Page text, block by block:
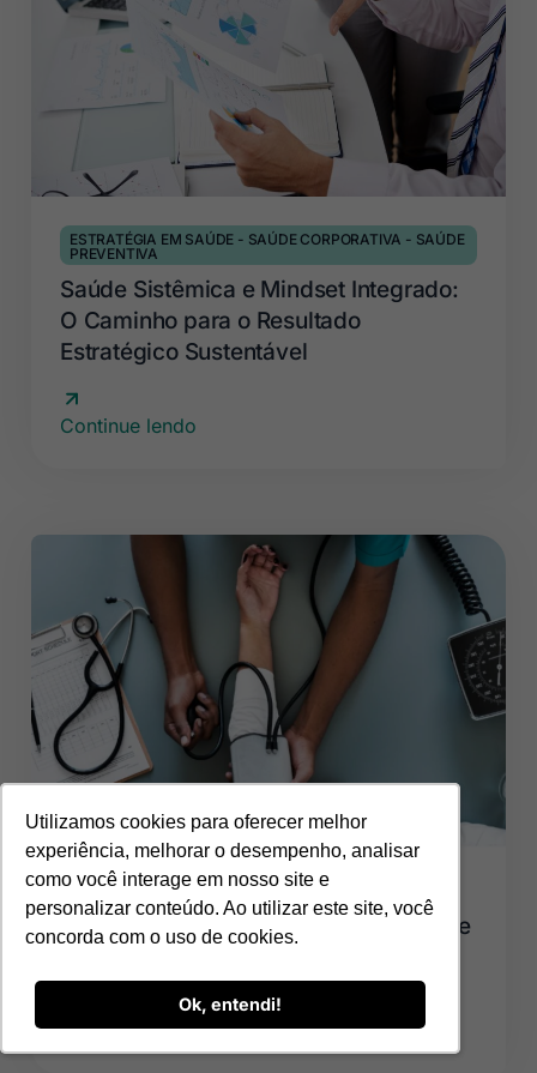
Utilizamos cookies para oferecer melhor
experiência, melhorar o desempenho, analisar
como você interage em nosso site e
personalizar conteúdo. Ao utilizar este site, você
concorda com o uso de cookies.
Ok, entendi!
Utilizamos cookies para oferecer melhor
experiência, melhorar o desempenho, analisar
como você interage em nosso site e
personalizar conteúdo. Ao utilizar este site, você
concorda com o uso de cookies.
Ok, entendi!
ESTRATÉGIA EM SAÚDE - SAÚDE CORPORATIVA - SAÚDE
PREVENTIVA
Saúde Sistêmica e Mindset Integrado:
O Caminho para o Resultado
Estratégico Sustentável
Continue lendo
BEM-ESTAR-NR-1- PROGRAMAS DE SAÚDE
Programas de Saúde: Reduza Custos e
Continue lendo